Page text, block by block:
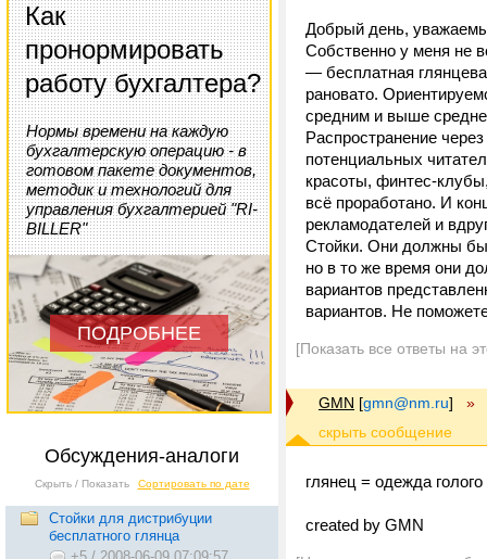
Как
пронормировать
работу бухгалтера?
Нормы времени на каждую
бухгалтерскую операцию - в
готовом пакете документов,
методик и технологий для
управления бухгалтерией "RI-
BILLER"
ПОДРОБНЕЕ
Обсуждения-аналоги
Скрыть / Показать Сортировать по дате
Стойки для дистрибуции
бесплатного глянца
Добрый день,
Собственно у меня не
— бесплатная
рановато.
средним и выше
Распространение
потенциальных
красоты, финтес-
всё проработано. И
рекламодателей и
Стойки. Они должны
но в то же время они
вариантов
вариантов. Не
[Показать все ответы на
GMN [gmn@nm.ru] »
глянец = одежда
created by GMN